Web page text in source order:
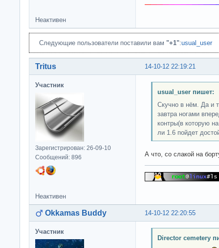
Неактивен
Следующие пользователи поставили вам "+1":usual_user
14-10-12 22:19:21
Tritus
Участник
Зарегистрирован: 26-09-10
Сообщений: 896
usual_user пишет:
Скучно в нём. Да и
завтра ногами
контры(в которую
ли 1.6 пойдет
А что, со слакой на
Неактивен
14-10-12 22:20:55
Okkamas Buddy
Участник
Director cemetery